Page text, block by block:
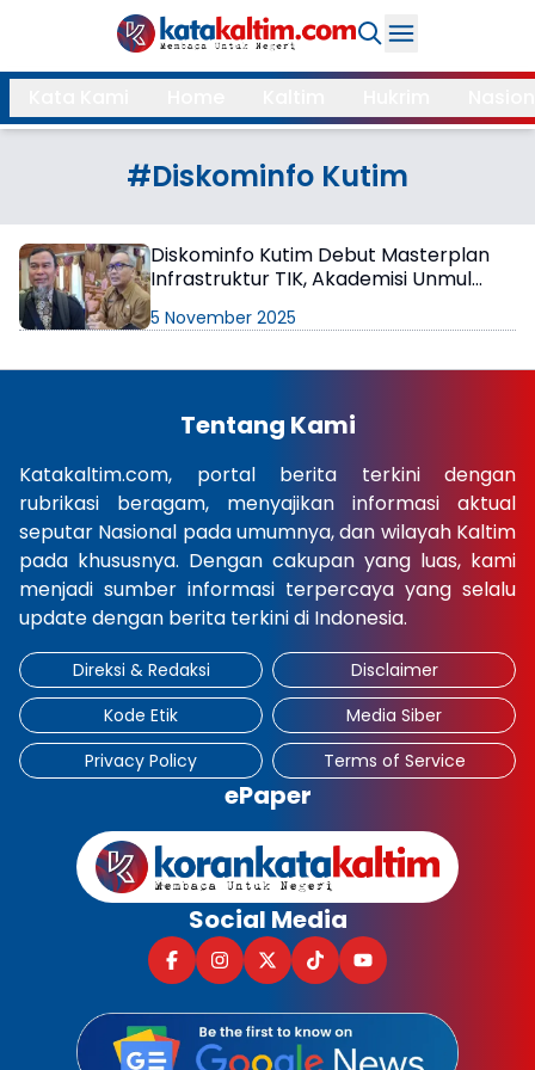
Daerah
Kukar
Samarinda
Bontang
Balikpapan
Kubar
Kutim
PPU
Mahulu
Paser
Berau
Opini
Gaya
Hidup
×
Search
#Diskominfo Kutim
Diskominfo Kutim Debut Masterplan
Infrastruktur TIK, Akademisi Unmul
5 November 2025
Tentang Kami
Katakaltim.com, portal berita terkini dengan
rubrikasi beragam, menyajikan informasi aktual
seputar Nasional pada umumnya, dan wilayah Kaltim
pada khususnya. Dengan cakupan yang luas, kami
menjadi sumber informasi terpercaya yang selalu
update dengan berita terkini di Indonesia.
Direksi & Redaksi
Disclaimer
Kode Etik
Media Siber
Privacy Policy
Terms of Service
ePaper
Social Media